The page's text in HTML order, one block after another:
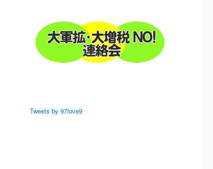
Tweets by 97love9